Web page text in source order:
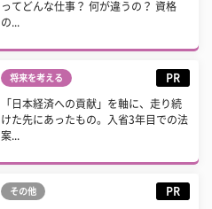
ってどんな仕事？ 何が違うの？ 資格
の...
将来を考える PR
「日本経済への貢献」を軸に、走り続
けた先にあったもの。入省3年目での法
案...
その他 PR